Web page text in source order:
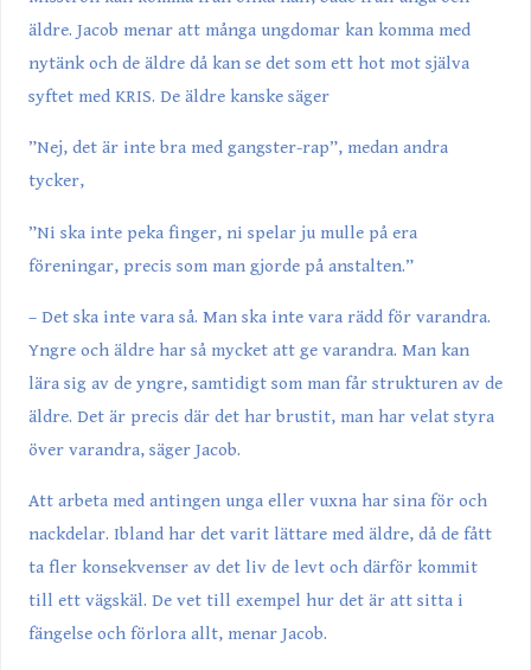
äldre. Jacob menar att många ungdomar kan komma med
nytänk och de äldre då kan se det som ett hot mot själva
syftet med KRIS. De äldre kanske säger
”Nej, det är inte bra med gangster-rap”, medan andra
tycker,
”Ni ska inte peka finger, ni spelar ju mulle på era
föreningar, precis som man gjorde på anstalten.”
– Det ska inte vara så. Man ska inte vara rädd för varandra.
Yngre och äldre har så mycket att ge varandra. Man kan
lära sig av de yngre, samtidigt som man får strukturen av de
äldre. Det är precis där det har brustit, man har velat styra
över varandra, säger Jacob.
Att arbeta med antingen unga eller vuxna har sina för och
nackdelar. Ibland har det varit lättare med äldre, då de fått
ta fler konsekvenser av det liv de levt och därför kommit
till ett vägskäl. De vet till exempel hur det är att sitta i
fängelse och förlora allt, menar Jacob.